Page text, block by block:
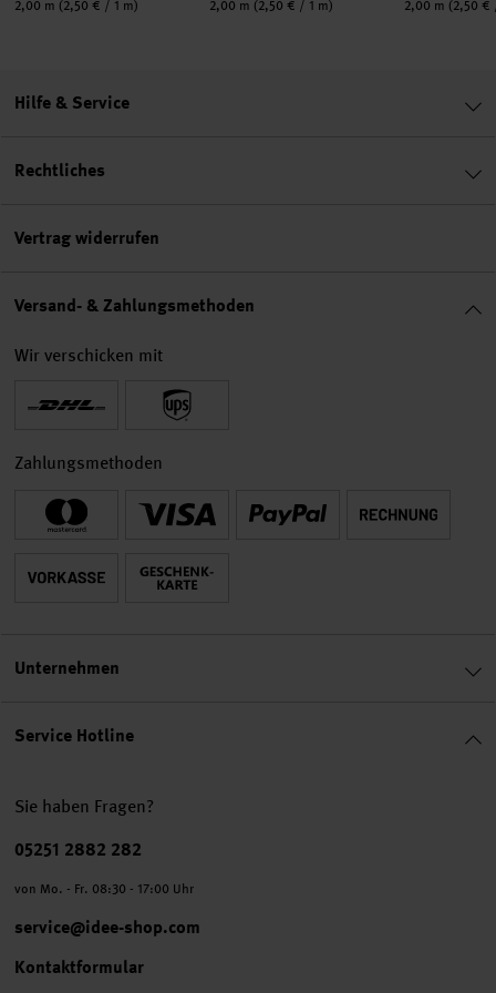
2,00 m (2,50 € / 1 m) 2,00 m (2,50 € / 1 m) 2,00 m (2,50 €
Service Hotline
Sie haben Fragen?
Telefonnummer
05251 2882 282
von Mo. - Fr. 08:30 - 17:00 Uhr
service@idee-shop.com
Kontaktformular
Hilfe & Service
Rechtliches
Vertrag widerrufen
Versand- & Zahlungsmethoden
Wir verschicken mit
Zahlungsmethoden
Unternehmen